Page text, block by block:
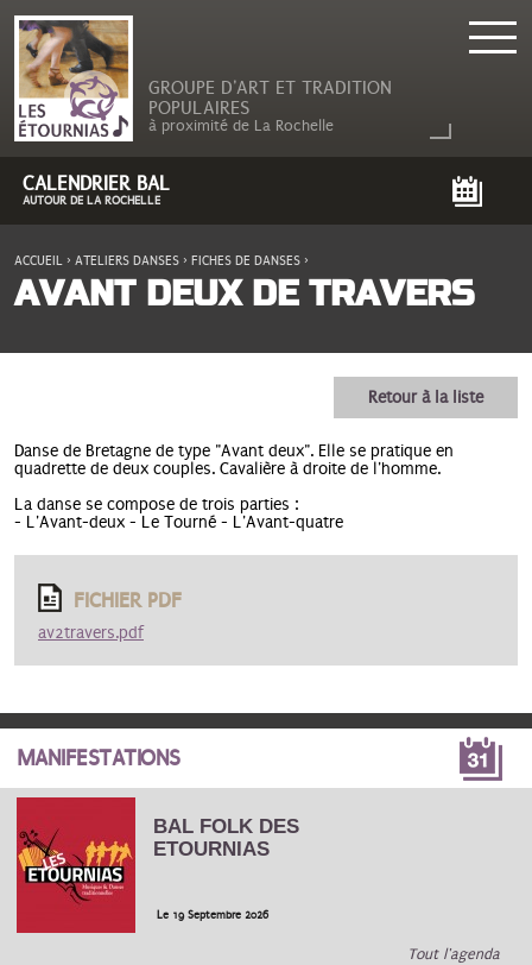
GROUPE D'ART ET TRADITION
POPULAIRES
à proximité de La Rochelle
CALENDRIER BAL
AUTOUR DE LA ROCHELLE
VOUS ÊTES ICI
ACCUEIL › ATELIERS DANSES › FICHES DE DANSES ›
AVANT DEUX DE TRAVERS
Retour à la liste
Danse de Bretagne de type "Avant deux". Elle se pratique en
quadrette de deux couples. Cavalière à droite de l'homme.
La danse se compose de trois parties :
- L'Avant-deux - Le Tourné - L'Avant-quatre
FICHIER PDF
av2travers.pdf
MANIFESTATIONS
BAL FOLK DES
ETOURNIAS
Le 19 Septembre 2026
Tout l'agenda